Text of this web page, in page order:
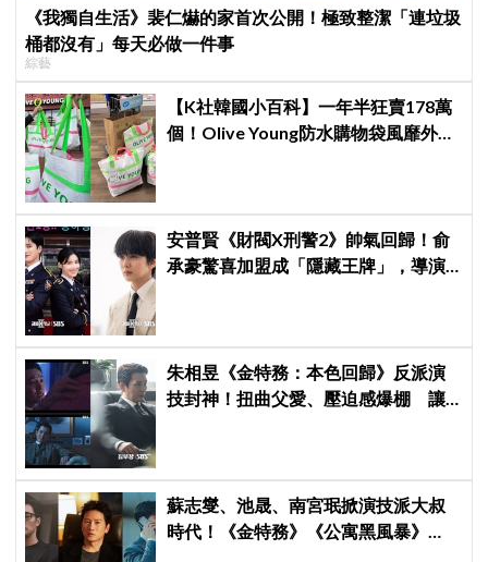
《我獨自生活》裴仁爀的家首次公開！極致整潔「連垃圾
桶都沒有」每天必做一件事
綜藝
【K社韓國小百科】一年半狂賣178萬
個！Olive Young防水購物袋風靡外國
安普賢《財閥X刑警2》帥氣回歸！俞
承豪驚喜加盟成「隱藏王牌」，導演
朱相昱《金特務：本色回歸》反派演
技封神！扭曲父愛、壓迫感爆棚 讓
蘇志燮、池晟、南宮珉掀演技派大叔
時代！《金特務》《公寓黑風暴》